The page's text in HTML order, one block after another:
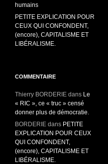
humains
PETITE EXPLICATION POUR
CEUX QUI CONFONDENT,
(encore), CAPITALISME ET
LIBÉRALISME.
COMMENTAIRE
Thierry BORDERIE dans Le
« RIC », ce « truc » censé
donner plus de démocratie.
BORDERIE dans PETITE
EXPLICATION POUR CEUX
QUI CONFONDENT,
(encore), CAPITALISME ET
LIBÉRALISME.